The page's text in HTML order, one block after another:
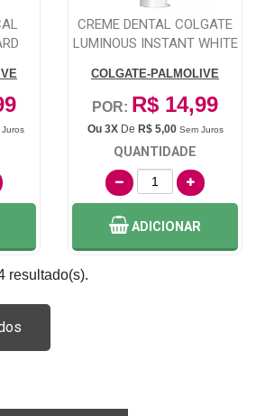
Juros
CREME DENTAL COLGATE
LUMINOUS INSTANT WHITE
COLGATE-PALMOLIVE
POR: R$ 14,99
Ou 3XDe R$ 5,00 Sem Juros
QUANTIDADE
ADICIONAR
resultado(s).